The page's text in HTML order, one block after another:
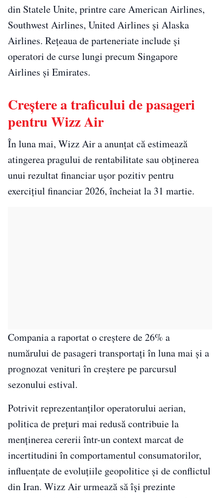
din Statele Unite, printre care American Airlines,
Southwest Airlines, United Airlines și Alaska
Airlines. Rețeaua de parteneriate include și
operatori de curse lungi precum Singapore
Airlines și Emirates.
Creștere a traficului de pasageri
pentru Wizz Air
În luna mai, Wizz Air a anunțat că estimează
atingerea pragului de rentabilitate sau obținerea
unui rezultat financiar ușor pozitiv pentru
exercițiul financiar 2026, încheiat la 31 martie.
Compania a raportat o creștere de 26% a
numărului de pasageri transportați în luna mai și a
prognozat venituri în creștere pe parcursul
sezonului estival.
Potrivit reprezentanților operatorului aerian,
politica de prețuri mai redusă contribuie la
menținerea cererii într-un context marcat de
incertitudini în comportamentul consumatorilor,
influențate de evoluțiile geopolitice și de conflictul
din Iran. Wizz Air urmează să își prezinte